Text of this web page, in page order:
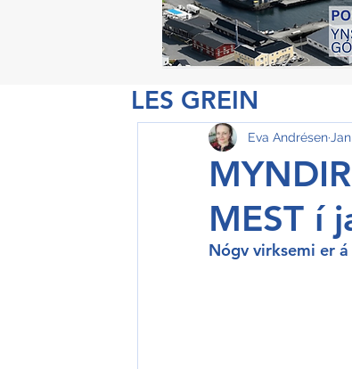
MEST í
Eva Andrésen
Nógv virksemi er
LES GREIN